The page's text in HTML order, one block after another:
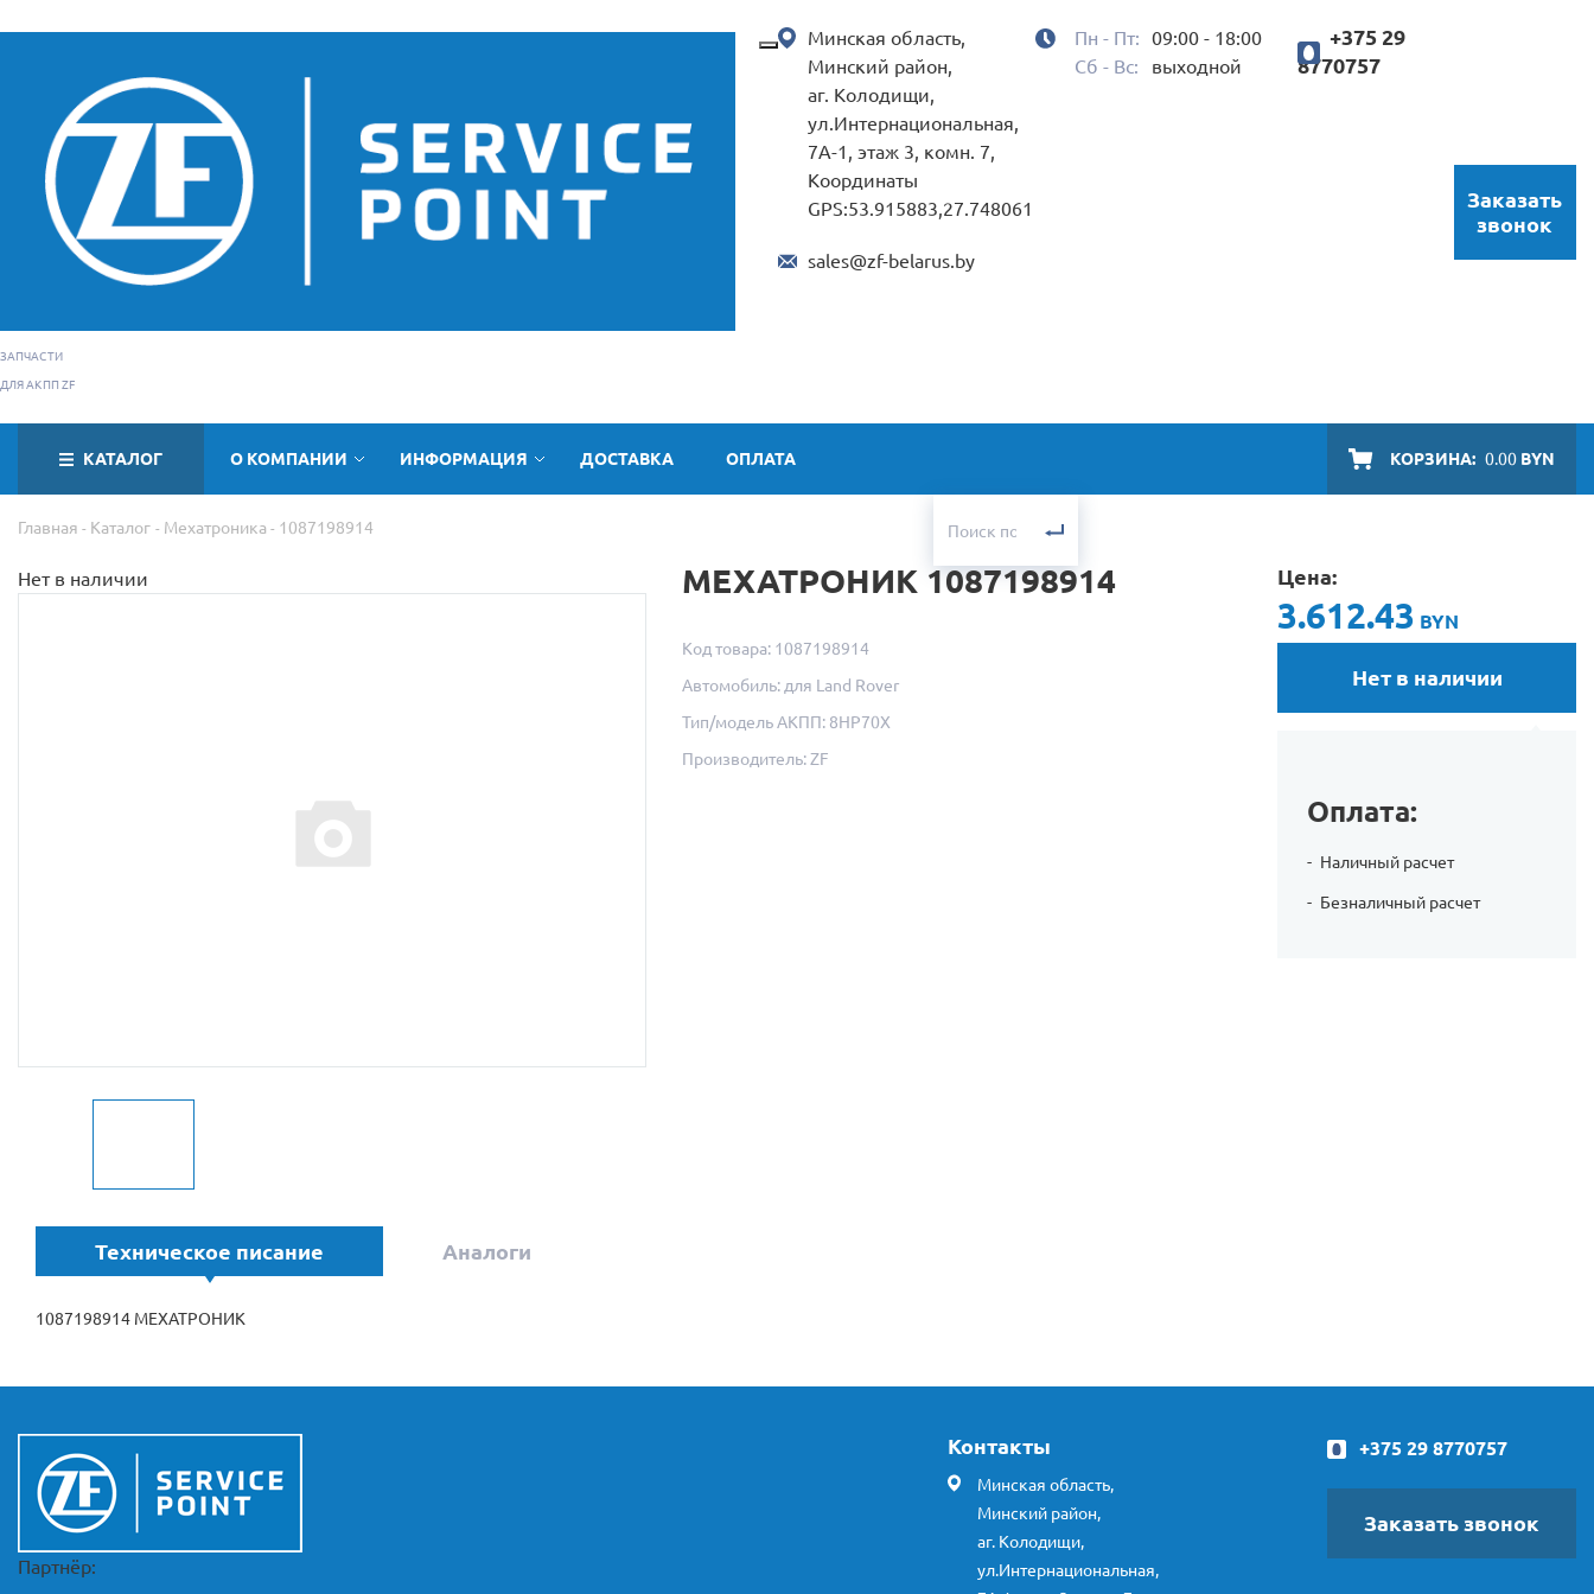
ЗАПЧАСТИ
ДЛЯ АКПП ZF
Минская область,
Минский район,
аг. Колодищи,
ул.Интернациональная,
7А-1, этаж 3, комн. 7,
Координаты
GPS:53.915883,27.748061
sales@zf-belarus.by
Пн - Пт:
09:00 - 18:00
Сб - Вс:
выходной
+375 29
8770757
Заказать
звонок
КАТАЛОГ О КОМПАНИИ ИНФОРМАЦИЯ ДОСТАВКА ОПЛАТА КОРЗИНА: 0.00 BYN
Главная Каталог Мехатроника 1087198914
Нет в наличии МЕХАТРОНИК 1087198914
Код товара: 1087198914
Автомобиль: для Land Rover
Тип/модель АКПП: 8HP70X
Производитель: ZF
Цена:
3.612.43 BYN
Нет в наличии
Оплата:
Наличный расчет
Безналичный расчет
Техническое писание Аналоги
1087198914 МЕХАТРОНИК
Партнёр:
Контакты
Минская область,
Минский район,
аг. Колодищи,
ул.Интернациональная,
+375 29 8770757
Заказать звонок